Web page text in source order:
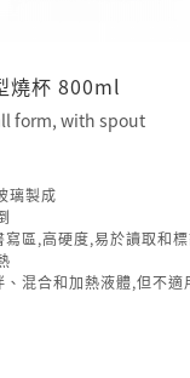
燒杯 800ml
form, with spout
璃製成
寫區,高硬度,易於讀取和
、混合和加熱液體,但不適